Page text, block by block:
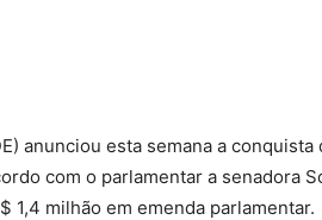
anunciou esta semana a
com o parlamentar a senadora
1,4 milhão em emenda parlamentar.